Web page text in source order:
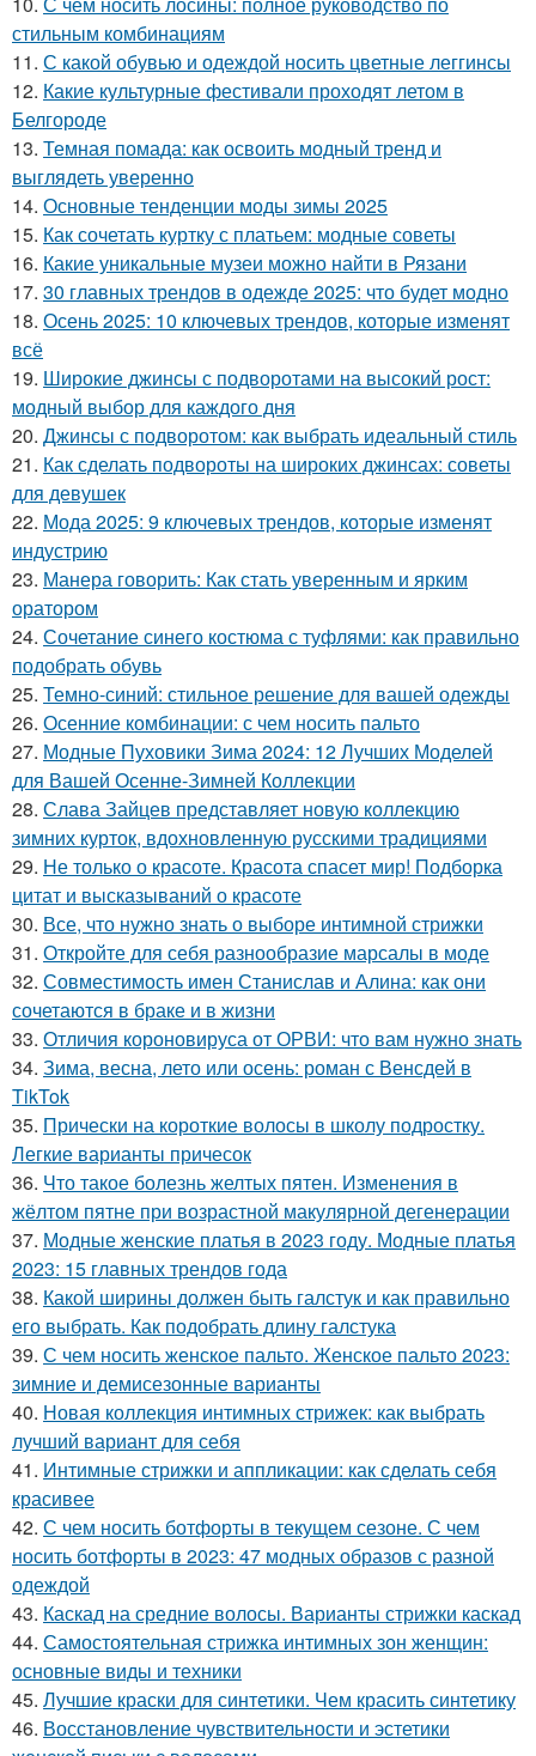
стильным комбинациям
11. С какой обувью и одеждой носить цветные леггинсы
12. Какие культурные фестивали проходят летом в
Белгороде
13. Темная помада: как освоить модный тренд и
выглядеть уверенно
14. Основные тенденции моды зимы 2025
15. Как сочетать куртку с платьем: модные советы
16. Какие уникальные музеи можно найти в Рязани
17. 30 главных трендов в одежде 2025: что будет модно
18. Осень 2025: 10 ключевых трендов, которые изменят
всё
19. Широкие джинсы с подворотами на высокий рост:
модный выбор для каждого дня
20. Джинсы с подворотом: как выбрать идеальный стиль
21. Как сделать подвороты на широких джинсах: советы
для девушек
22. Мода 2025: 9 ключевых трендов, которые изменят
индустрию
23. Манера говорить: Как стать уверенным и ярким
оратором
24. Сочетание синего костюма с туфлями: как правильно
подобрать обувь
25. Темно-синий: стильное решение для вашей одежды
26. Осенние комбинации: с чем носить пальто
27. Модные Пуховики Зима 2024: 12 Лучших Моделей
для Вашей Осенне-Зимней Коллекции
28. Слава Зайцев представляет новую коллекцию
зимних курток, вдохновленную русскими традициями
29. Не только о красоте. Красота спасет мир! Подборка
цитат и высказываний о красоте
30. Все, что нужно знать о выборе интимной стрижки
31. Откройте для себя разнообразие марсалы в моде
32. Совместимость имен Станислав и Алина: как они
сочетаются в браке и в жизни
33. Отличия короновируса от ОРВИ: что вам нужно знать
34. Зима, весна, лето или осень: роман с Венсдей в
TikTok
35. Прически на короткие волосы в школу подростку.
Легкие варианты причесок
36. Что такое болезнь желтых пятен. Изменения в
жёлтом пятне при возрастной макулярной дегенерации
37. Модные женские платья в 2023 году. Модные платья
2023: 15 главных трендов года
38. Какой ширины должен быть галстук и как правильно
его выбрать. Как подобрать длину галстука
39. С чем носить женское пальто. Женское пальто 2023:
зимние и демисезонные варианты
40. Новая коллекция интимных стрижек: как выбрать
лучший вариант для себя
41. Интимные стрижки и аппликации: как сделать себя
красивее
42. С чем носить ботфорты в текущем сезоне. С чем
носить ботфорты в 2023: 47 модных образов с разной
одеждой
43. Каскад на средние волосы. Варианты стрижки каскад
44. Самостоятельная стрижка интимных зон женщин:
основные виды и техники
45. Лучшие краски для синтетики. Чем красить синтетику
46. Восстановление чувствительности и эстетики